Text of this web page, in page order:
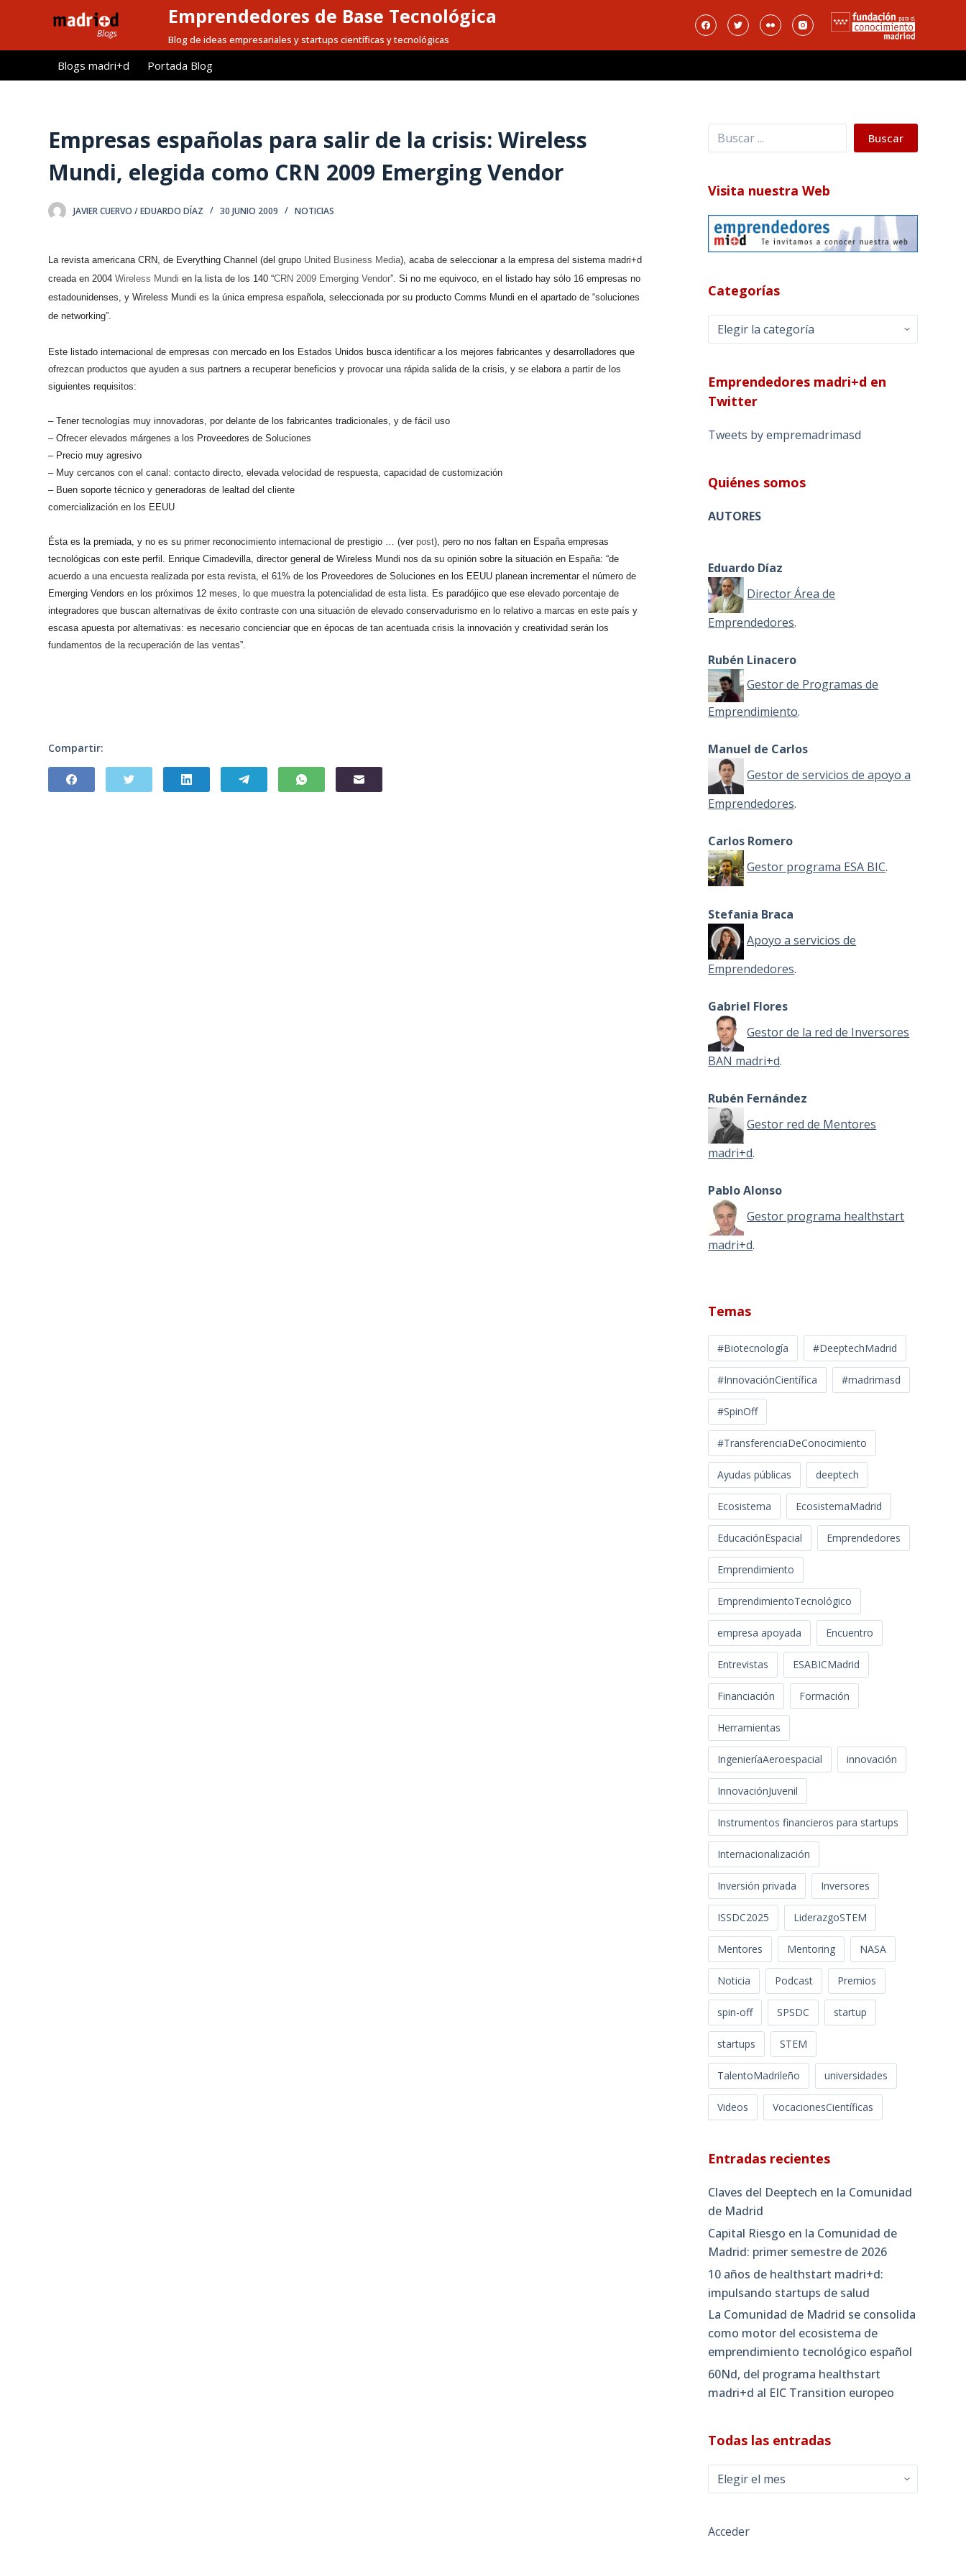
l
Emprendedores de Base Tecnológica
Blog de ideas empresariales y startups científicas y tecnológicas
Blogs madri+d Portada Blog
Empresas españolas para salir de la crisis: Wireless
Mundi, elegida como CRN 2009 Emerging Vendor
JAVIER CUERVO / EDUARDO DÍAZ 30 JUNIO 2009 NOTICIAS
La revista americana CRN, de Everything Channel (del grupo United Business Media), acaba de seleccionar a la empresa del sistema madri+d
creada en 2004Wireless Mundi en la lista de los 140 “CRN 2009 Emerging Vendor”. Si no me equivoco, en el listado hay sólo 16 empresas no
estadounidenses, y Wireless Mundi es la única empresa española, seleccionada por su producto Comms Mundi en el apartado de “soluciones
de networking”.
Este listado internacional de empresas con mercado en los Estados Unidos busca identificar a los mejores fabricantes y desarrolladores que
ofrezcan productos que ayuden a sus partners a recuperar beneficios y provocar una rápida salida de la crisis, y se elabora a partir de los
siguientes requisitos:
– Tener tecnologías muy innovadoras, por delante de los fabricantes tradicionales, y de fácil uso
– Ofrecer elevados márgenes a los Proveedores de Soluciones
– Precio muy agresivo
– Muy cercanos con el canal: contacto directo, elevada velocidad de respuesta, capacidad de customización
– Buen soporte técnico y generadoras de lealtad del cliente
comercialización en los EEUU
Ésta es la premiada, y no es su primer reconocimiento internacional de prestigio … (verpost), pero no nos faltan en España empresas
tecnológicas con este perfil. Enrique Cimadevilla, director general de Wireless Mundi nos da su opinión sobre la situación en España: “de
acuerdo a una encuesta realizada por esta revista, el 61% de los Proveedores de Soluciones en los EEUU planean incrementar el número de
Emerging Vendors en los próximos 12 meses, lo que muestra la potencialidad de esta lista. Es paradójico que ese elevado porcentaje de
integradores que buscan alternativas de éxito contraste con una situación de elevado conservadurismo en lo relativo a marcas en este país y
escasa apuesta por alternativas: es necesario concienciar que en épocas de tan acentuada crisis la innovación y creatividad serán los
fundamentos de la recuperación de las ventas”.
Compartir:
Buscar Buscar
Visita nuestra Web
Categorías
Categorías
Emprendedores madri+d en
Twitter
Tweets by empremadrimasd
Quiénes somos
AUTORES
Eduardo Díaz
Director Área de
Emprendedores.
Rubén Linacero
Gestor de Programas de
Emprendimiento.
Manuel de Carlos
Gestor de servicios de apoyo a
Emprendedores.
Carlos Romero
Gestor programa ESA BIC.
Stefania Braca
Apoyo a servicios de
Emprendedores.
Gabriel Flores
Gestor de la red de Inversores
BAN madri+d.
Rubén Fernández
Gestor red de Mentores
madri+d.
Pablo Alonso
Gestor programa healthstart
madri+d.
Temas
#Biotecnología #DeeptechMadrid
#InnovaciónCientífica #madrimasd
#SpinOff
#TransferenciaDeConocimiento
Ayudas públicas deeptech
Ecosistema EcosistemaMadrid
EducaciónEspacial Emprendedores
Emprendimiento
EmprendimientoTecnológico
empresa apoyada Encuentro
Entrevistas ESABICMadrid
Financiación Formación
Herramientas
IngenieríaAeroespacial innovación
InnovaciónJuvenil
Instrumentos financieros para startups
Internacionalización
Inversión privada Inversores
ISSDC2025 LiderazgoSTEM
Mentores Mentoring NASA
Noticia Podcast Premios
spin-off SPSDC startup
startups STEM
TalentoMadrileño universidades
Videos VocacionesCientíficas
Entradas recientes
Claves del Deeptech en la Comunidad
de Madrid
Capital Riesgo en la Comunidad de
Madrid: primer semestre de 2026
10 años de healthstart madri+d:
impulsando startups de salud
La Comunidad de Madrid se consolida
como motor del ecosistema de
emprendimiento tecnológico español
60Nd, del programa healthstart
madri+d al EIC Transition europeo
Todas las entradas
Todas
las
Acceder